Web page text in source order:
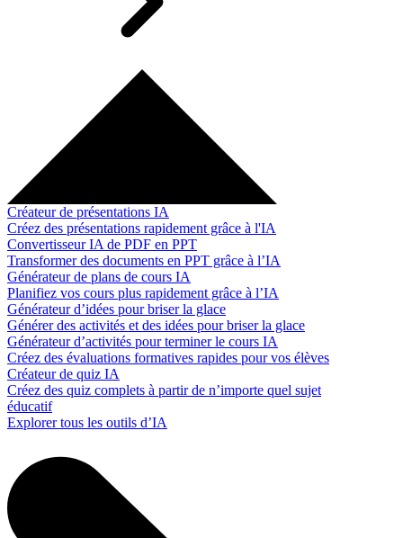
Créateur de présentations IA
Créez des présentations rapidement grâce à l'IA
Convertisseur IA de PDF en PPT
Transformer des documents en PPT grâce à l’IA
Générateur de plans de cours IA
Planifiez vos cours plus rapidement grâce à l’IA
Générateur d’idées pour briser la glace
Générer des activités et des idées pour briser la glace
Générateur d’activités pour terminer le cours IA
Créez des évaluations formatives rapides pour vos élèves
Créateur de quiz IA
Créez des quiz complets à partir de n’importe quel sujet
éducatif
Explorer tous les outils d’IA